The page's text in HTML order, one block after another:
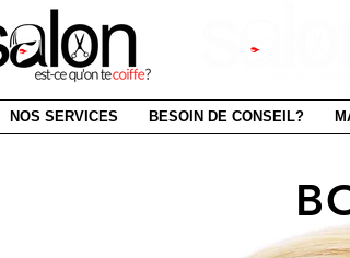
NOS SERVICES BESOIN DE CONSEIL?